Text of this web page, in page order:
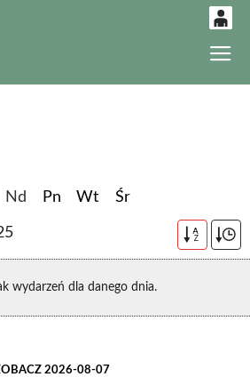
Nd Pn Wt Śr
A
Z
wydarzeń dla danego dnia.
2026-08-07